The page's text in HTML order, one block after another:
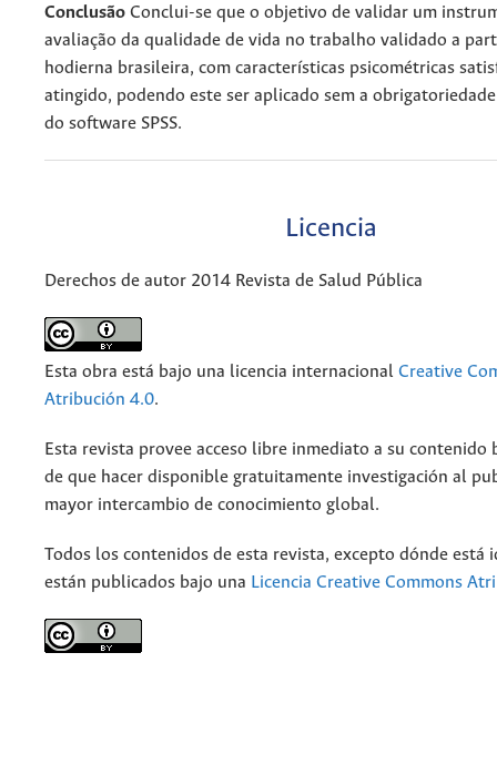
Conclusão Conclui-se que o objetivo de validar um
avaliação da qualidade de vida no trabalho validado a
hodierna brasileira, com características psicométricas
atingido, podendo este ser aplicado sem a
do software SPSS.
Licencia
Derechos de autor 2014 Revista de Salud Pública
Esta obra está bajo una licencia internacional Creative
Atribución 4.0.
Esta revista provee acceso libre inmediato a su contenido
de que hacer disponible gratuitamente investigación al
mayor intercambio de conocimiento global.
Todos los contenidos de esta revista, excepto dónde está
están publicados bajo una Licencia Creative Commons